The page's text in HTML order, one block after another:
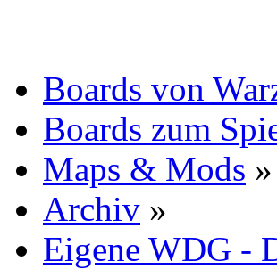
Boards von
Boards zum
Maps & Mods »
Archiv »
Eigene WDG -